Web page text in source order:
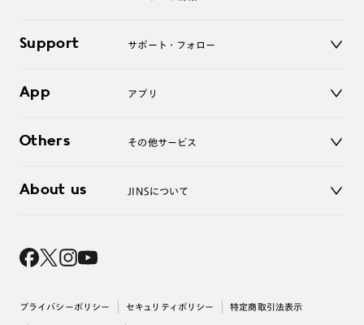
アクセサリー
ログアウト
Support サポート・フォロー
よくあるご質問
お問い合わせ
App アプリ
Others その他サービス
レンズ交換
About us JINSについて
採用情報
出店について
プライバシーポリシー セキュリティポリシー 特定商取引法表示